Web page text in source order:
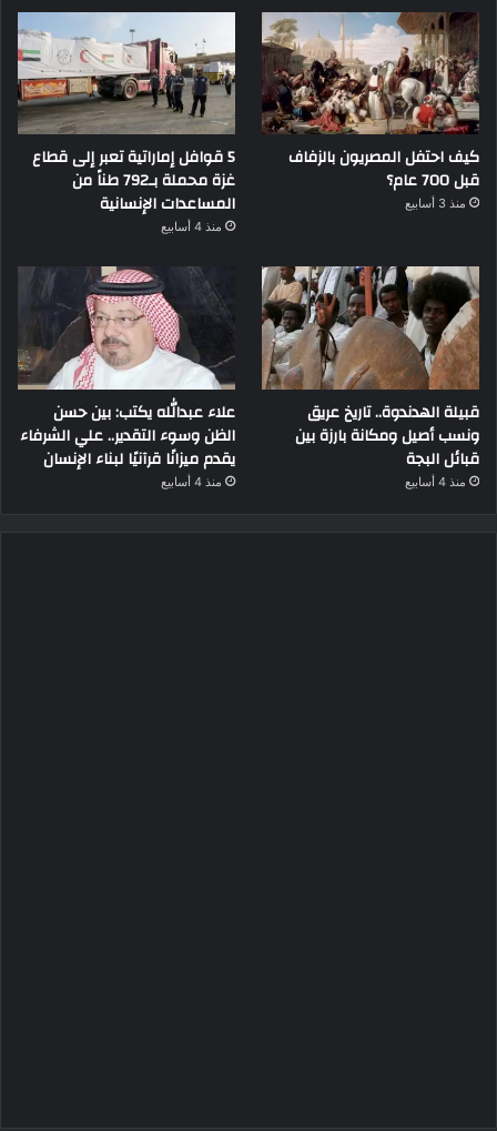
كيف احتفل المصريون بالزفاف
قبل 700 عام؟
منذ 3 أسابيع
5 قوافل إماراتية تعبر إلى قطاع
غزة محملة بـ792 طناً من
المساعدات الإنسانية
منذ 4 أسابيع
قبيلة الهدندوة.. تاريخ عريق
ونسب أصيل ومكانة بارزة بين
قبائل البجة
منذ 4 أسابيع
علاء عبدالله يكتب: بين حسن
الظن وسوء التقدير.. علي الشرفاء
يقدم ميزانًا قرآنيًا لبناء الإنسان
منذ 4 أسابيع